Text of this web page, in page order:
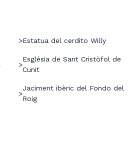
>Estatua del cerdito Willy
>
Església de Sant Cristòfol de
Cunit
>
Jaciment ibèric del Fondo del
Roig